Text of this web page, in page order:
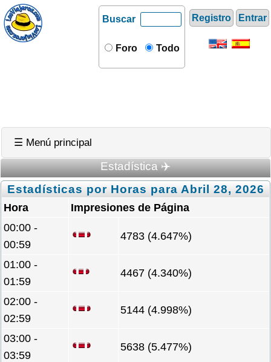
Registro Entrar
Buscar
Foro Todo
☰ Menú principal
Estadística ✈️
Estadísticas por Horas para Abril 28, 2026
Hora
Impresiones de Página
00:00 -
00:59
4783 (4.647%)
01:00 -
01:59
4467 (4.340%)
02:00 -
02:59
5144 (4.998%)
03:00 -
03:59
5638 (5.477%)